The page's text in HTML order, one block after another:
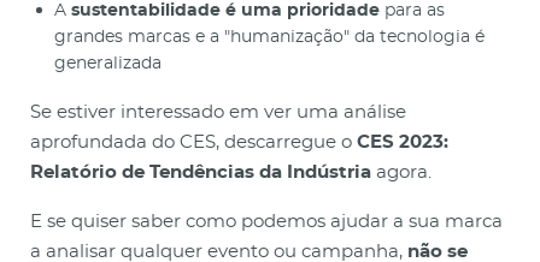
A sustentabilidade é uma prioridade para as
grandes marcas e a "humanização" da tecnologia é
generalizada
Se estiver interessado em ver uma análise
aprofundada do CES, descarregue o CES 2023:
Relatório de Tendências da Indústria agora.
E se quiser saber como podemos ajudar a sua marca
a analisar qualquer evento ou campanha, não se